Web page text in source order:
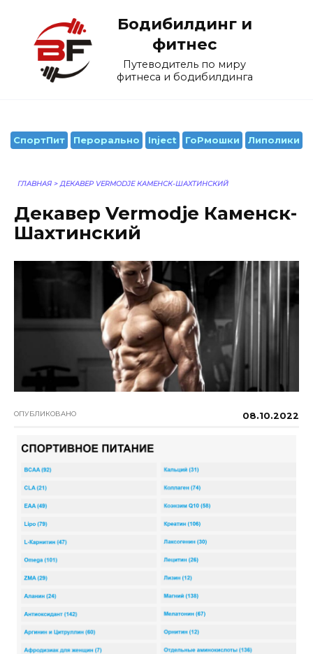
содержанию
Бодибилдинг и
фитнес
Путеводитель по миру
фитнеса и бодибилдинга
СпортПит Перорально Inject ГоРмошки Липолики
ГЛАВНАЯ > ДЕКАВЕР VERMODJE КАМЕНСК-ШАХТИНСКИЙ
Декавер Vermodje Каменск-
Шахтинский
ОПУБЛИКОВАНО 08.10.2022